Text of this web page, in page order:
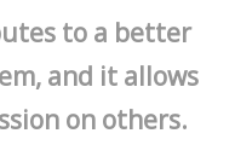
to a better
and it allows
on others.